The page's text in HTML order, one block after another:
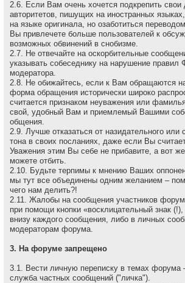
2.6. Если Вам очень хочется подкрепить свои
авторитетов, пишущих на иностранных
на языке оригинала, но озаботиться
Вы привлечете больше пользователей к
возможных обвинений в снобизме.
2.7. Не отвечайте на оскоpбительные
указывать собеседнику на наpушение пpавил
модеpатоpа.
2.8. Не обижайтесь, если к Вам обращаются
форма обращения исторически широко
считается признаком неуважения или
свой, удобный Вам и приемлемый Вашими
общения.
2.9. Лучше отказаться от назидательного или
тона в своих посланиях, даже если Вы
Уважения этим Вы себе не прибавите, а вот
можете отбить.
2.10. Будьте терпимы к мнению Ваших
мы тут все объединены одним желанием –
чего нам делить?!
2.11. Жалобы на сообщения участников
при помощи кнопки «восклицательный знак (!),
внизу каждого сообщения, либо в личных
модераторам форума.
3. На форуме запрещено
3.1. Вести личную переписку в темах форума
служба частных сообщений ("личка").